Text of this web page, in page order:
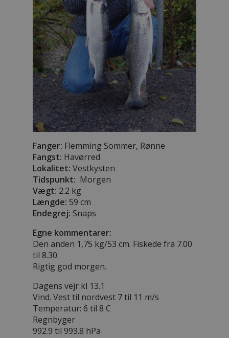
Fanger: Flemming Sommer, Rønne
Fangst: Havørred
Lokalitet: Vestkysten
Tidspunkt: Morgen
Vægt: 2.2 kg
Længde: 59 cm
Endegrej: Snaps
Egne kommentarer:
Den anden 1,75 kg/53 cm. Fiskede fra 7.00
til 8.30.
Rigtig god morgen.
Dagens vejr kl 13.1
Vind. Vest til nordvest 7 til 11 m/s
Temperatur: 6 til 8 C
Regnbyger
992.9 til 993.8 hPa